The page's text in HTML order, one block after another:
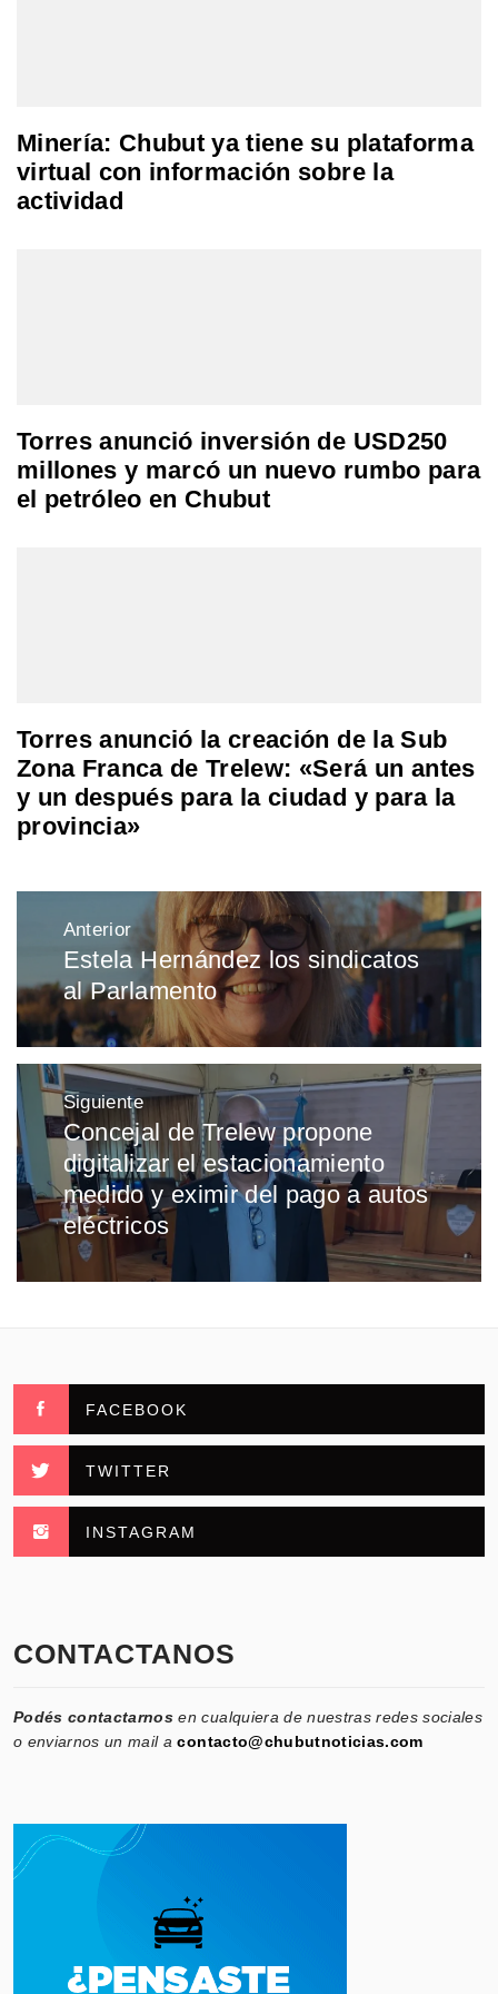
Minería: Chubut ya tiene su plataforma
virtual con información sobre la
actividad
Torres anunció inversión de USD250
millones y marcó un nuevo rumbo para
el petróleo en Chubut
Torres anunció la creación de la Sub
Zona Franca de Trelew: «Será un antes
y un después para la ciudad y para la
provincia»
Navegación
entradas
Anterior
Entrada
anterior:
Estela Hernández los sindicatos
al Parlamento
Siguiente
Entrada
siguiente:
Concejal de Trelew propone
digitalizar el estacionamiento
medido y eximir del pago a autos
eléctricos
FACEBOOK
TWITTER
INSTAGRAM
CONTACTANOS
Podés contactarnos en cualquiera de nuestras redes sociales
o enviarnos un mail acontacto@chubutnoticias.com